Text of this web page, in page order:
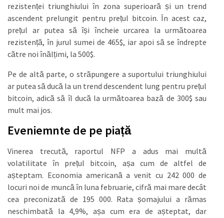
rezistenței triunghiului în zona superioară și un trend
ascendent prelungit pentru prețul bitcoin. În acest caz,
prețul ar putea să își încheie urcarea la următoarea
rezistență, în jurul sumei de 465$, iar apoi să se îndrepte
către noi înălțimi, la 500$.
Pe de altă parte, o străpungere a suportului triunghiului
ar putea să ducă la un trend descendent lung pentru prețul
bitcoin, adică să îl ducă la următoarea bază de 300$ sau
mult mai jos.
Eveniemnte de pe piață
Vinerea trecută, raportul NFP a adus mai multă
volatilitate în prețul bitcoin, așa cum de altfel de
așteptam. Economia americană a venit cu 242 000 de
locuri noi de muncă în luna februarie, cifră mai mare decât
cea preconizată de 195 000. Rata șomajului a rămas
neschimbată la 4,9%, așa cum era de așteptat, dar